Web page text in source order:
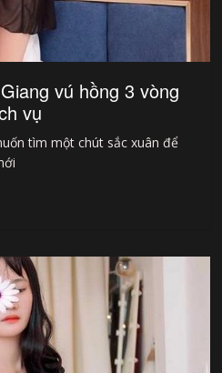
vú hồng 3 vòng
vụ
tìm một chút sắc xuân để